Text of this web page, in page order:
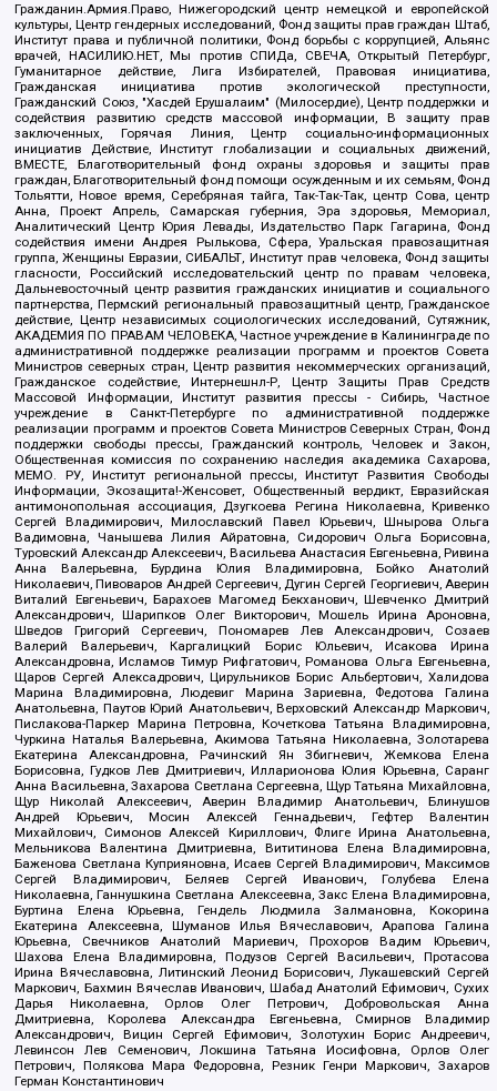
Гражданин.Армия.Право, Нижегородский центр немецкой и европейской
культуры, Центр гендерных исследований, Фонд защиты прав граждан Штаб,
Институт права и публичной политики, Фонд борьбы с коррупцией, Альянс
врачей, НАСИЛИЮ.НЕТ, Мы против СПИДа, СВЕЧА, Открытый Петербург,
Гуманитарное действие, Лига Избирателей, Правовая инициатива,
Гражданская инициатива против экологической преступности,
Гражданский Союз, "Хасдей Ерушалаим" (Милосердие), Центр поддержки и
содействия развитию средств массовой информации, В защиту прав
заключенных, Горячая Линия, Центр социально-информационных
инициатив Действие, Институт глобализации и социальных движений,
ВМЕСТЕ, Благотворительный фонд охраны здоровья и защиты прав
граждан, Благотворительный фонд помощи осужденным и их семьям, Фонд
Тольятти, Новое время, Серебряная тайга, Так-Так-Так, центр Сова, центр
Анна, Проект Апрель, Самарская губерния, Эра здоровья, Мемориал,
Аналитический Центр Юрия Левады, Издательство Парк Гагарина, Фонд
содействия имени Андрея Рылькова, Сфера, Уральская правозащитная
группа, Женщины Евразии, СИБАЛЬТ, Институт прав человека, Фонд защиты
гласности, Российский исследовательский центр по правам человека,
Дальневосточный центр развития гражданских инициатив и социального
партнерства, Пермский региональный правозащитный центр, Гражданское
действие, Центр независимых социологических исследований, Сутяжник,
АКАДЕМИЯ ПО ПРАВАМ ЧЕЛОВЕКА, Частное учреждение в Калининграде по
административной поддержке реализации программ и проектов Совета
Министров северных стран, Центр развития некоммерческих организаций,
Гражданское содействие, Интернешнл-Р, Центр Защиты Прав Средств
Массовой Информации, Институт развития прессы - Сибирь, Частное
учреждение в Санкт-Петербурге по административной поддержке
реализации программ и проектов Совета Министров Северных Стран, Фонд
поддержки свободы прессы, Гражданский контроль, Человек и Закон,
Общественная комиссия по сохранению наследия академика Сахарова,
МЕМО. РУ, Институт региональной прессы, Институт Развития Свободы
Информации, Экозащита!-Женсовет, Общественный вердикт, Евразийская
антимонопольная ассоциация, Дзугкоева Регина Николаевна, Кривенко
Сергей Владимирович, Милославский Павел Юрьевич, Шнырова Ольга
Вадимовна, Чанышева Лилия Айратовна, Сидорович Ольга Борисовна,
Туровский Александр Алексеевич, Васильева Анастасия Евгеньевна, Ривина
Анна Валерьевна, Бурдина Юлия Владимировна, Бойко Анатолий
Николаевич, Пивоваров Андрей Сергеевич, Дугин Сергей Георгиевич, Аверин
Виталий Евгеньевич, Барахоев Магомед Бекханович, Шевченко Дмитрий
Александрович, Шарипков Олег Викторович, Мошель Ирина Ароновна,
Шведов Григорий Сергеевич, Пономарев Лев Александрович, Созаев
Валерий Валерьевич, Каргалицкий Борис Юльевич, Исакова Ирина
Александровна, Исламов Тимур Рифгатович, Романова Ольга Евгеньевна,
Щаров Сергей Алексадрович, Цирульников Борис Альбертович, Халидова
Марина Владимировна, Людевиг Марина Зариевна, Федотова Галина
Анатольевна, Паутов Юрий Анатольевич, Верховский Александр Маркович,
Пислакова-Паркер Марина Петровна, Кочеткова Татьяна Владимировна,
Чуркина Наталья Валерьевна, Акимова Татьяна Николаевна, Золотарева
Екатерина Александровна, Рачинский Ян Збигневич, Жемкова Елена
Борисовна, Гудков Лев Дмитриевич, Илларионова Юлия Юрьевна, Саранг
Анна Васильевна, Захарова Светлана Сергеевна, Щур Татьяна Михайловна,
Щур Николай Алексеевич, Аверин Владимир Анатольевич, Блинушов
Андрей Юрьевич, Мосин Алексей Геннадьевич, Гефтер Валентин
Михайлович, Симонов Алексей Кириллович, Флиге Ирина Анатольевна,
Мельникова Валентина Дмитриевна, Вититинова Елена Владимировна,
Баженова Светлана Куприяновна, Исаев Сергей Владимирович, Максимов
Сергей Владимирович, Беляев Сергей Иванович, Голубева Елена
Николаевна, Ганнушкина Светлана Алексеевна, Закс Елена Владимировна,
Буртина Елена Юрьевна, Гендель Людмила Залмановна, Кокорина
Екатерина Алексеевна, Шуманов Илья Вячеславович, Арапова Галина
Юрьевна, Свечников Анатолий Мариевич, Прохоров Вадим Юрьевич,
Шахова Елена Владимировна, Подузов Сергей Васильевич, Протасова
Ирина Вячеславовна, Литинский Леонид Борисович, Лукашевский Сергей
Маркович, Бахмин Вячеслав Иванович, Шабад Анатолий Ефимович, Сухих
Дарья Николаевна, Орлов Олег Петрович, Добровольская Анна
Дмитриевна, Королева Александра Евгеньевна, Смирнов Владимир
Александрович, Вицин Сергей Ефимович, Золотухин Борис Андреевич,
Левинсон Лев Семенович, Локшина Татьяна Иосифовна, Орлов Олег
Петрович, Полякова Мара Федоровна, Резник Генри Маркович, Захаров
Герман Константинович